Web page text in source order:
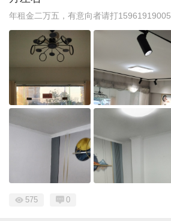
年租金二万五，有意向者请打15961919005
575 0